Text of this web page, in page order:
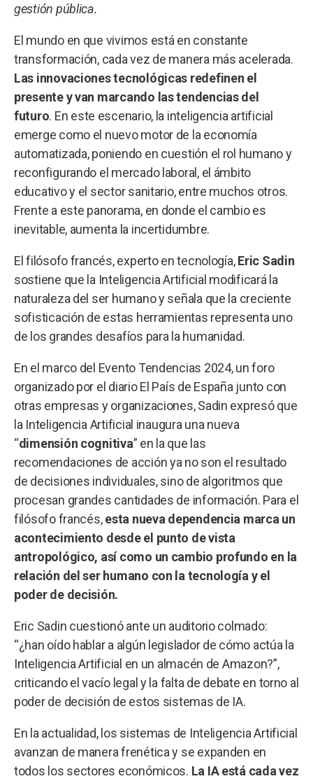
gestión pública.
El mundo en que vivimos está en constante
transformación, cada vez de manera más acelerada.
Las innovaciones tecnológicas redefinen el
presente y van marcando las tendencias del
futuro. En este escenario, la inteligencia artificial
emerge como el nuevo motor de la economía
automatizada, poniendo en cuestión el rol humano y
reconfigurando el mercado laboral, el ámbito
educativo y el sector sanitario, entre muchos otros.
Frente a este panorama, en donde el cambio es
inevitable, aumenta la incertidumbre.
El filósofo francés, experto en tecnología,Eric Sadin
sostiene que la Inteligencia Artificial modificará la
naturaleza del ser humano y señala que la creciente
sofisticación de estas herramientas representa uno
de los grandes desafíos para la humanidad.
En el marco del Evento Tendencias 2024, un foro
organizado por el diario El País de España junto con
otras empresas y organizaciones, Sadin expresó que
la Inteligencia Artificial inaugura una nueva
“dimensión cognitiva” en la que las
recomendaciones de acción ya no son el resultado
de decisiones individuales, sino de algoritmos que
procesan grandes cantidades de información. Para el
filósofo francés,esta nueva dependencia marca un
acontecimiento desde el punto de vista
antropológico, así como un cambio profundo en la
relación del ser humano con la tecnología y el
poder de decisión.
Eric Sadin cuestionó ante un auditorio colmado:
“¿han oído hablar a algún legislador de cómo actúa la
Inteligencia Artificial en un almacén de Amazon?”,
criticando el vacío legal y la falta de debate en torno al
poder de decisión de estos sistemas de IA.
En la actualidad, los sistemas de Inteligencia Artificial
avanzan de manera frenética y se expanden en
todos los sectores económicos. La IA está cada vez